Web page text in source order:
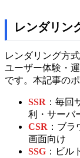
レンダリン
レンダリング方
ユーザー体験・
です。本記事の
SSR ：毎回
利・サーバ
CSR ：ブ
画面向け
SSG ：ビル